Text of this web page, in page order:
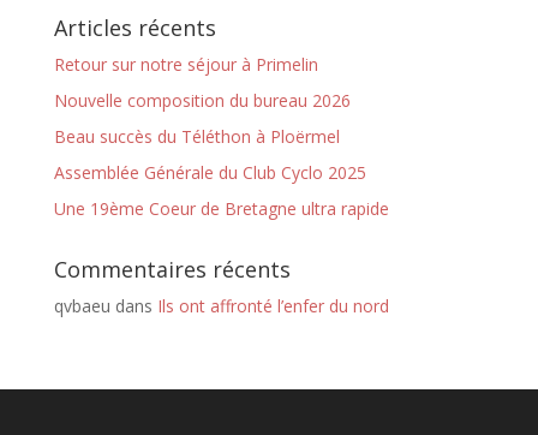
Articles récents
Retour sur notre séjour à Primelin
Nouvelle composition du bureau 2026
Beau succès du Téléthon à Ploërmel
Assemblée Générale du Club Cyclo 2025
Une 19ème Coeur de Bretagne ultra rapide
Commentaires récents
qvbaeu dans Ils ont affronté l’enfer du nord